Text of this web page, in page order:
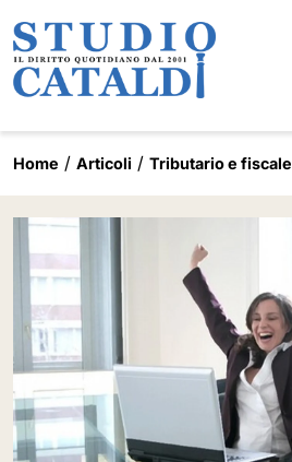
Home Articoli Tributario e fiscale